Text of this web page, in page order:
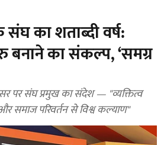
संघ का शताब्दी वर्ष:
बनाने का संकल्प, ‘समग्र
पर संघ प्रमुख का संदेश — "व्यक्तित्व
समाज परिवर्तन से विश्व कल्याण"